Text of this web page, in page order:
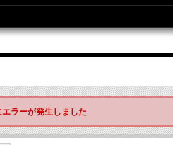
ラーが発生しました